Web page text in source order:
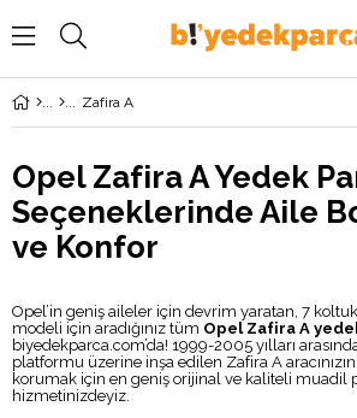
Zafira A
Opel Zafira A Yedek
Seçeneklerinde Aile
ve Konfor
Opel’in geniş aileler için devrim yaratan, 7
modeli için aradığınız tüm Opel Zafira A
biyedekparca.com’da! 1999-2005 yılları
platformu üzerine inşa edilen Zafira A aracınızın
korumak için en geniş orijinal ve kaliteli muadil
hizmetinizdeyiz.